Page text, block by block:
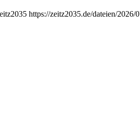
https://zeitz2035.de/dateien/